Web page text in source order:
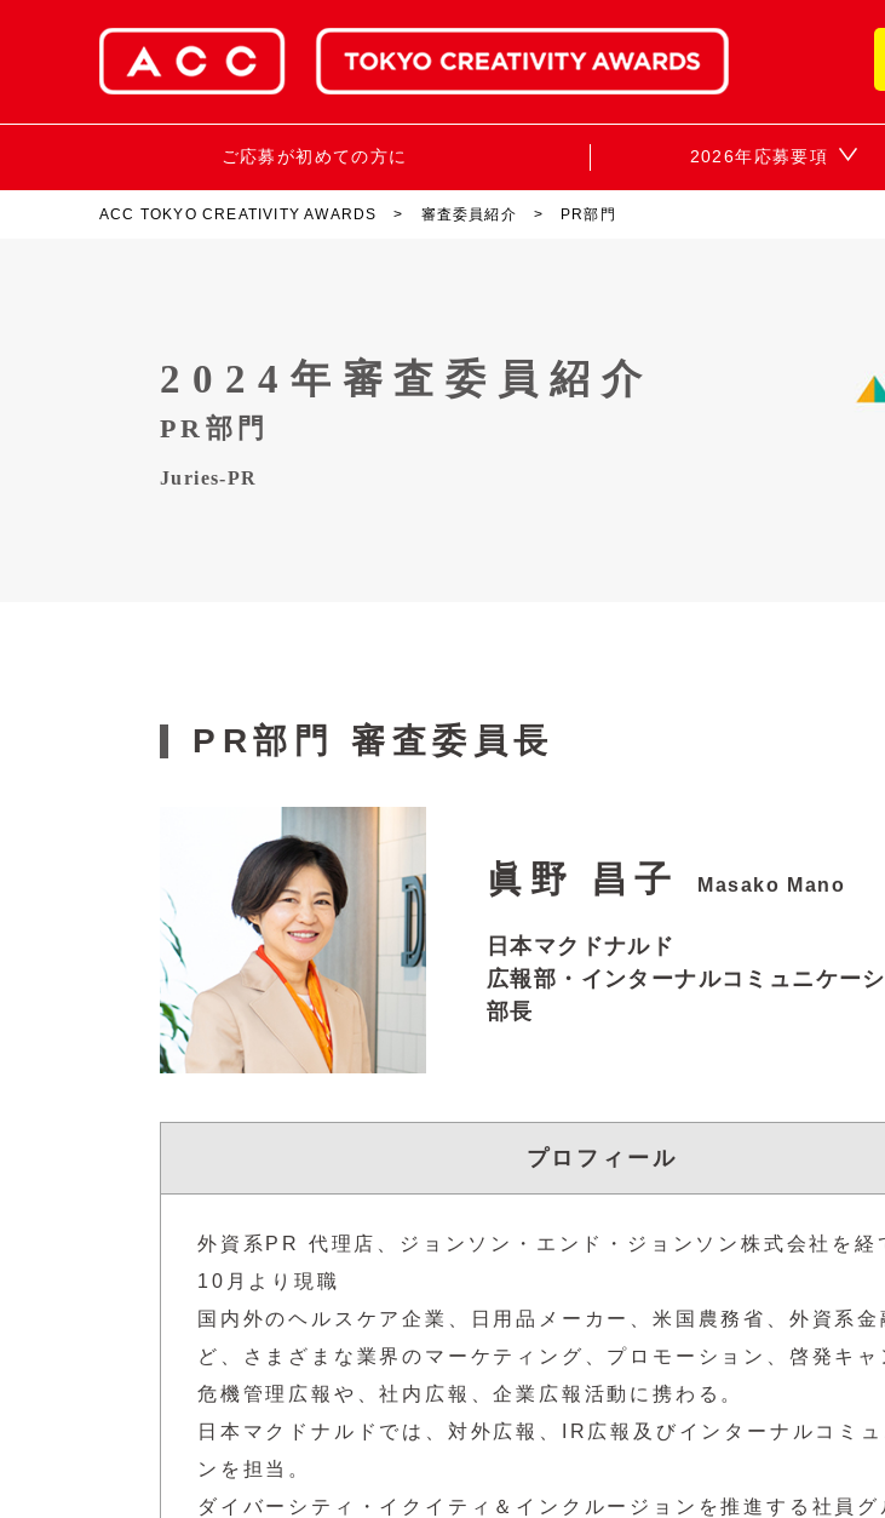
ご応募が初めての方に 2026年応募要項
ACC TOKYO CREATIVITY AWARDS 審査委員紹介 PR部門
2024年審査委員紹介
PR部門
Juries-PR
PR部門 審査委員長
眞野 昌子 Masako Mano
日本マクドナルド
広報部・インターナルコミュニケー
部長
プロフィール
外資系PR 代理店、ジョンソン・エンド・ジョンソン株式会社を
10月より現職
国内外のヘルスケア企業、日用品メーカー、米国農務省、外資系金
ど、さまざまな業界のマーケティング、プロモーション、啓発キャ
危機管理広報や、社内広報、企業広報活動に携わる。
日本マクドナルドでは、対外広報、IR広報及びインターナルコミュ
ンを担当。
ダイバーシティ・イクイティ＆インクルージョンを推進する社員グ